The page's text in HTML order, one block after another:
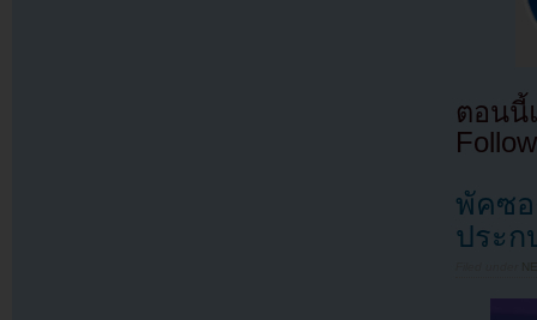
ตอนนี้
พัคซอ
ประก